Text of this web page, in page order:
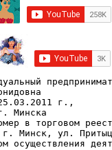
г.,
Минска
в торговом
Минск, ул.
осуществления